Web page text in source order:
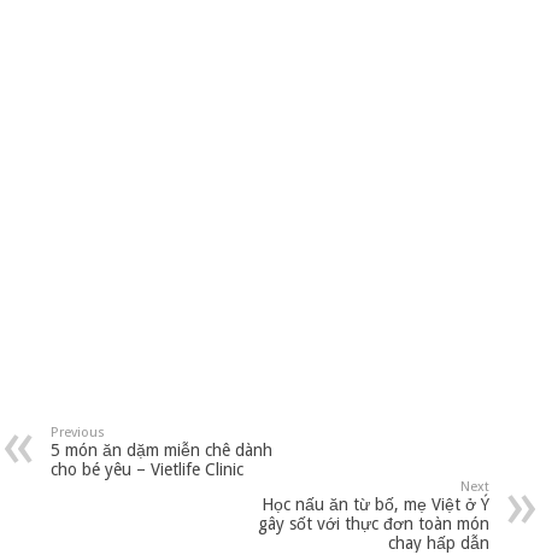
Previous
5 món ăn dặm miễn chê dành
cho bé yêu – Vietlife Clinic
Next
Học nấu ăn từ bố, mẹ Việt ở Ý
gây sốt với thực đơn toàn món
chay hấp dẫn